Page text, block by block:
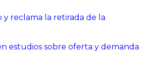
reclama la retirada de la
estudios sobre oferta y demanda